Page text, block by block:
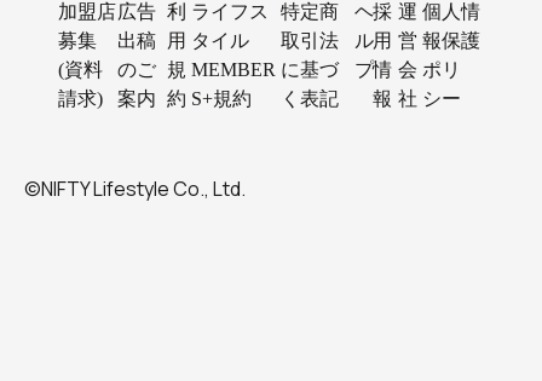
加盟店
募集
(資料
請求)
広告
出稿
のご
案内
利
用
規
約
ライフス
タイル
MEMBER
S+規約
特定商
取引法
に基づ
く表記
ヘ
ル
プ
採
用
情
報
運
営
会
社
個人情
報保護
ポリ
シー
©NIFTY Lifestyle Co., Ltd.